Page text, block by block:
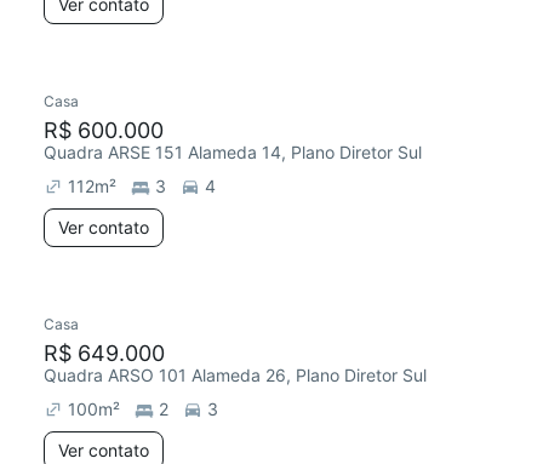
Ver contato
Casa
R$ 600.000
Quadra ARSE 151 Alameda 14, Plano Diretor Sul
112m² 3
4
Ver contato
Casa
R$ 649.000
Quadra ARSO 101 Alameda 26, Plano Diretor Sul
100m² 2
3
Ver contato